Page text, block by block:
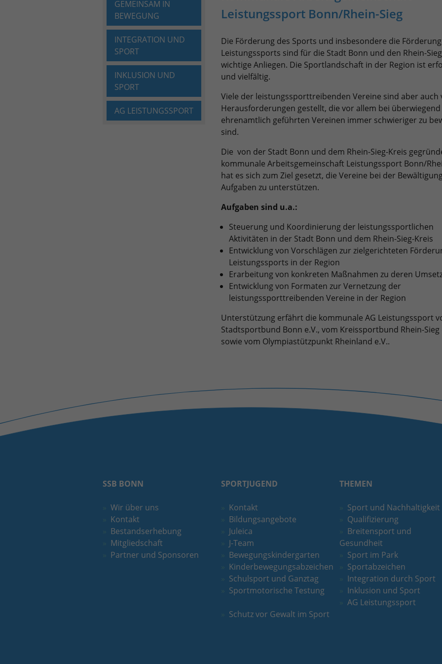
GEMEINSAM IN
BEWEGUNG
INTEGRATION UND
SPORT
INKLUSION UND
SPORT
AG LEISTUNGSSPORT
Leistungssport Bonn/Rhein-Sieg
Die Förderung des Sports und insbesondere die
Leistungssports sind für die Stadt Bonn und den Rhein-
wichtige Anliegen. Die Sportlandschaft in der Region ist
und vielfältig.
Viele der leistungssporttreibenden Vereine sind aber auch
Herausforderungen gestellt, die vor allem bei überwiegend
ehrenamtlich geführten Vereinen immer schwieriger zu
sind.
Die von der Stadt Bonn und dem Rhein-Sieg-Kreis
kommunale Arbeitsgemeinschaft Leistungssport Bonn/
hat es sich zum Ziel gesetzt, die Vereine bei der
Aufgaben zu unterstützen.
Aufgaben sind u.a.:
Steuerung und Koordinierung der leistungssportlichen
Aktivitäten in der Stadt Bonn und dem Rhein-Sieg-Kreis
Entwicklung von Vorschlägen zur zielgerichteten
Leistungssports in der Region
Erarbeitung von konkreten Maßnahmen zu deren
Entwicklung von Formaten zur Vernetzung der
leistungssporttreibenden Vereine in der Region
Unterstützung erfährt die kommunale AG Leistungssport
Stadtsportbund Bonn e.V., vom Kreissportbund Rhein-Sieg
sowie vom Olympiastützpunkt Rheinland e.V..
SSB BONN
Wir über uns
Kontakt
Bestandserhebung
Mitgliedschaft
Partner und Sponsoren
SPORTJUGEND
Kontakt
Bildungsangebote
Juleica
J-Team
Bewegungskindergarten
Kinderbewegungsabzeichen
Schulsport und Ganztag
Sportmotorische Testung
Schutz vor Gewalt im Sport
THEMEN
Sport und Nachhaltigkeit
Qualifizierung
Breitensport und
Gesundheit
Sport im Park
Sportabzeichen
Integration durch Sport
Inklusion und Sport
AG Leistungssport
Zweck
Benutzer-Logins die Session-ID. So kann der
eingeloggte Benutzer wiedererkannt werden
und es wird ihm Zugang zu geschützten
Zweck
für den Analysebericht der Website zu
verfolgen. Die Cookies speichern
randoly generierte Nummer zu, um
eindeutige Besucher zu identifizieren.
Anbieter Google Analytics
Laufzeit
Zweck
Dieses Cookie wird von Google Analytics
installiert. Das Cookie wird verwendet, um
Informationen darüber zu speichern, wie
Besucher eine Website nutzen, und hilft bei
der Erstellung eines Analyseberichts darüber,
Quelle, aus der sie stammen, und die Seiten
in anonymisierter Form.
Name _ga_DFE3PC1446
Anbieter Google LLC
Zweck
Wird verwendet, um den Sitzungsstatus zu
erhalten.
Laufzeit 6 Monate
Zweck
Das NID-Cookie enthält eine eindeutige ID,
über die Google Ihre bevorzugten
Einstellungen und andere Informationen
speichert, insbesondere Ihre bevorzugte
sollen (z. B. 10 oder 20) und ob der Google
SafeSearch-Filter aktiviert sein soll.
Wir verwenden auf unserer Website externe Inhalte, um Ihnen
zusätzliche Informationen anzubieten.